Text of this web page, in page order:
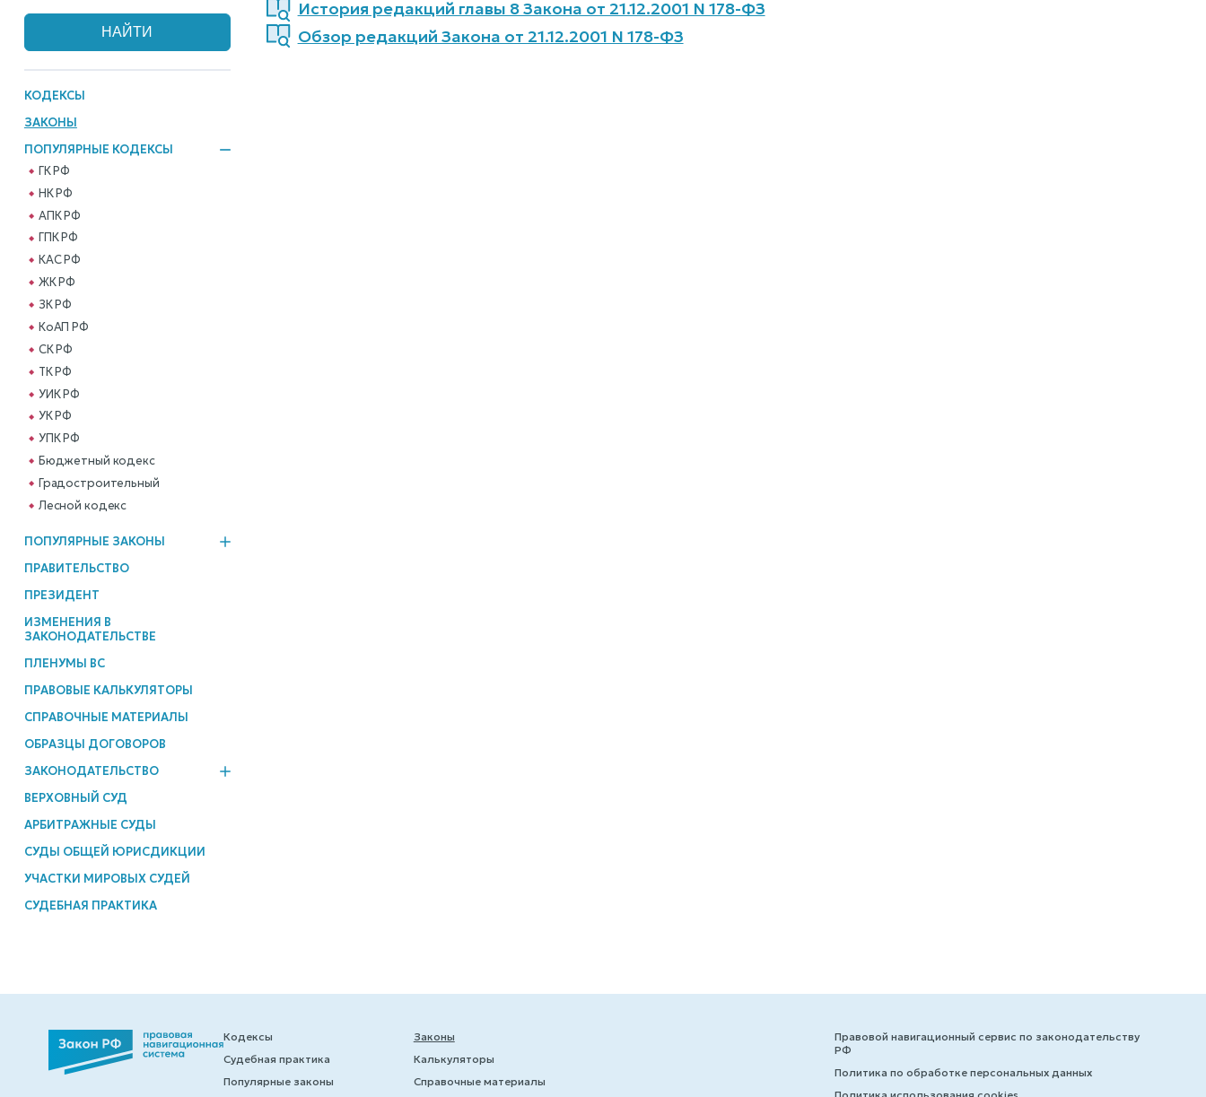
КОДЕКСЫ
ЗАКОНЫ
ПОПУЛЯРНЫЕ КОДЕКСЫ
ГК РФ
НК РФ
АПК РФ
ГПК РФ
КАС РФ
ЖК РФ
ЗК РФ
КоАП РФ
СК РФ
ТК РФ
УИК РФ
УК РФ
УПК РФ
Бюджетный кодекс
Градостроительный
Лесной кодекс
ПОПУЛЯРНЫЕ ЗАКОНЫ
ПРАВИТЕЛЬСТВО
ПРЕЗИДЕНТ
ИЗМЕНЕНИЯ В
ЗАКОНОДАТЕЛЬСТВЕ
ПЛЕНУМЫ ВС
ПРАВОВЫЕ КАЛЬКУЛЯТОРЫ
СПРАВОЧНЫЕ МАТЕРИАЛЫ
ОБРАЗЦЫ ДОГОВОРОВ
ЗАКОНОДАТЕЛЬСТВО
ВЕРХОВНЫЙ СУД
АРБИТРАЖНЫЕ СУДЫ
СУДЫ ОБЩЕЙ ЮРИСДИКЦИИ
УЧАСТКИ МИРОВЫХ СУДЕЙ
СУДЕБНАЯ ПРАКТИКА
История редакций главы 8 Закона от 21.12.2001 N 178-ФЗ
Обзор редакций Закона от 21.12.2001 N 178-ФЗ
Кодексы
Судебная практика
Популярные законы
Законы
Калькуляторы
Справочные материалы
Правовой навигационный сервис по законодательству
РФ
Политика по обработке персональных данных